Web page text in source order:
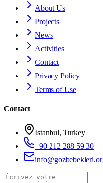
About Us
Projects
News
Activities
Contact
Privacy Policy
Terms of Use
Contact
Istanbul, Turkey
+90 212 288 59 30